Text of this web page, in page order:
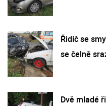
Řidič se
se čelně
Dvě mladé